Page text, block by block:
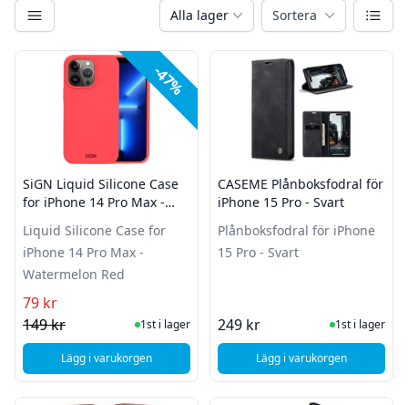
Kategorier Alla lager Sortera Växla
Filter
Produkter
-47%
SiGN Liquid Silicone Case
for iPhone 14 Pro Max -
Liquid Silicone Case for
iPhone 14 Pro Max -
Watermelon Red
79 kr
149 kr
I Lager
1st i lager
Lägg i varukorgen, SiGN Liquid Silicone Case for iPhone 14 Pro Max -
CASEME Plånboksfodral för
iPhone 15 Pro - Svart
Plånboksfodral för iPhone
15 Pro - Svart
249 kr I Lager
1st i lager
Lägg i varukorgen
, CASEME